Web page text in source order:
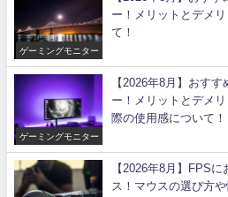
ゲーミングモニター
ー！メリットとデメ
て！
ゲーミングモニター
【2026年8月】おす
ー！メリットとデメ
際の使用感について！
【2026年8月】FPS
ス！マウスの選び方